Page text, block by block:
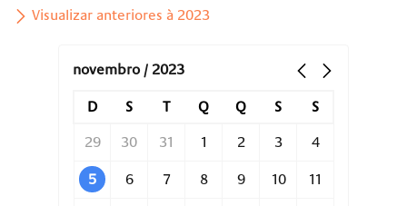
Visualizar anteriores à 2023
novembro / 2023
D S T Q Q S S
29 30 31 1 2 3 4
5 6 7 8 9 10 11